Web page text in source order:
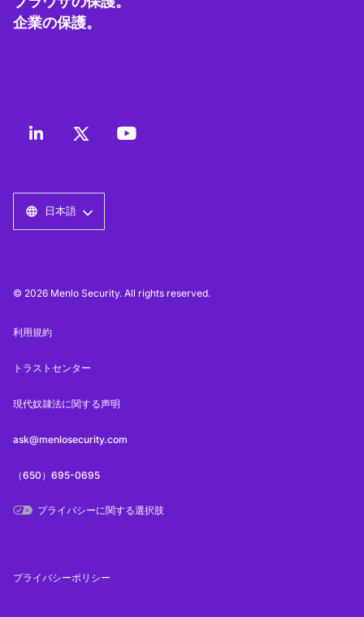
企業の保護。
日本語
© 2026 Menlo Security. All rights reserved.
利用規約
トラストセンター
現代奴隷法に関する声明
ask@menlosecurity.com
（650）695-0695
プライバシーに関する選択肢
プライバシーポリシー